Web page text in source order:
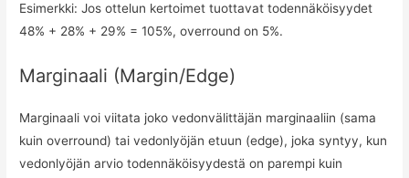
Esimerkki: Jos ottelun kertoimet tuottavat todennäköisyydet
48% + 28% + 29% = 105%, overround on 5%.
Marginaali (Margin/Edge)
Marginaali voi viitata joko vedonvälittäjän marginaaliin (sama
kuin overround) tai vedonlyöjän etuun (edge), joka syntyy, kun
vedonlyöjän arvio todennäköisyydestä on parempi kuin